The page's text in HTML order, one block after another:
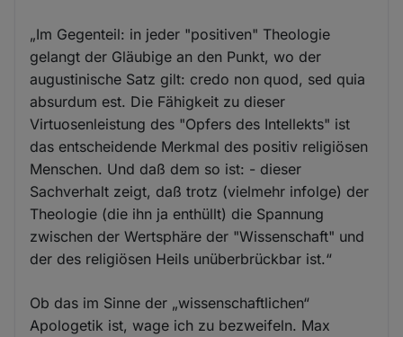
„Im Gegenteil: in jeder "positiven" Theologie
gelangt der Gläubige an den Punkt, wo der
augustinische Satz gilt: credo non quod, sed quia
absurdum est. Die Fähigkeit zu dieser
Virtuosenleistung des "Opfers des Intellekts" ist
das entscheidende Merkmal des positiv religiösen
Menschen. Und daß dem so ist: - dieser
Sachverhalt zeigt, daß trotz (vielmehr infolge) der
Theologie (die ihn ja enthüllt) die Spannung
zwischen der Wertsphäre der "Wissenschaft" und
der des religiösen Heils unüberbrückbar ist.“
Ob das im Sinne der „wissenschaftlichen“
Apologetik ist, wage ich zu bezweifeln. Max